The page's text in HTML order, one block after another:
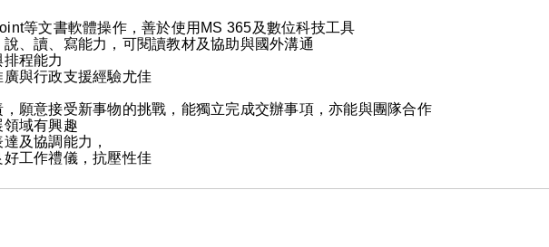
等文書軟體操作，善於使用MS 365及數位科技工具
、讀、寫能力，可閱讀教材及協助與國外溝通
程能力
與行政支援經驗尤佳
願意接受新事物的挑戰，能獨立完成交辦事項，亦能與團隊合作
領域有興趣
及協調能力，
工作禮儀，抗壓性佳